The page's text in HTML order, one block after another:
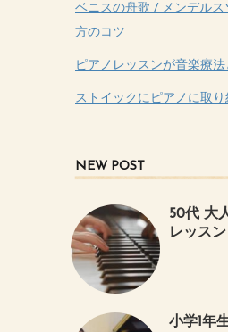
ベニスの舟歌 / メンデルス
方のコツ
ピアノレッスンが音楽療
ストイックにピアノに取
NEW POST
50代 大
レッスン
小学1年